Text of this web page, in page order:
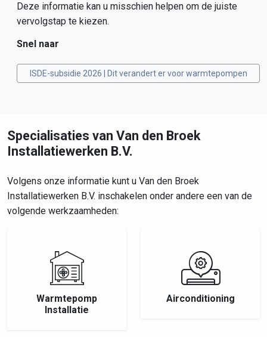
Deze informatie kan u misschien helpen om de juiste
vervolgstap te kiezen.
Snel naar
ISDE-subsidie 2026 | Dit verandert er voor warmtepompen
Specialisaties van Van den Broek
Installatiewerken B.V.
Volgens onze informatie kunt u Van den Broek
Installatiewerken B.V. inschakelen onder andere een van de
volgende werkzaamheden:
Warmtepomp
Installatie
Airconditioning